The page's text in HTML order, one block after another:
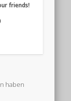
friends!
haben